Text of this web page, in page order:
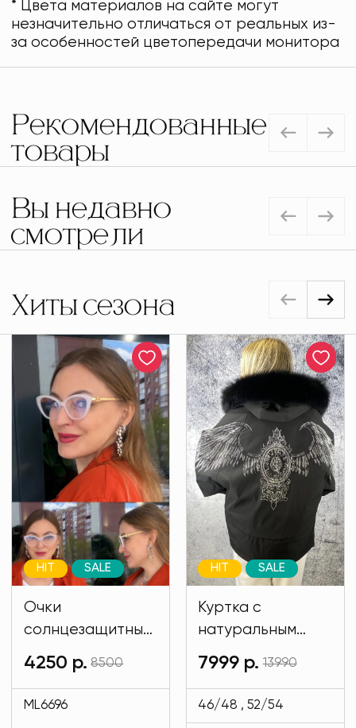
* Цвета материалов на сайте могут
незначительно отличаться от реальных из-
за особенностей цветопередачи монитора
Рекомендованные
товары
Вы недавно
смотрели
Хиты сезона
Очки
солнцезащитные
имиджевые
белого цвета
MODLAV ML6696-
HIT SALE
4250 р. 8500
ML6696
Куртка с
натуральным
мехом и на
подкладе кролик
черного цвета
MODLAV ML6485-
HIT SALE
7999 р. 13990
46/48 , 52/54